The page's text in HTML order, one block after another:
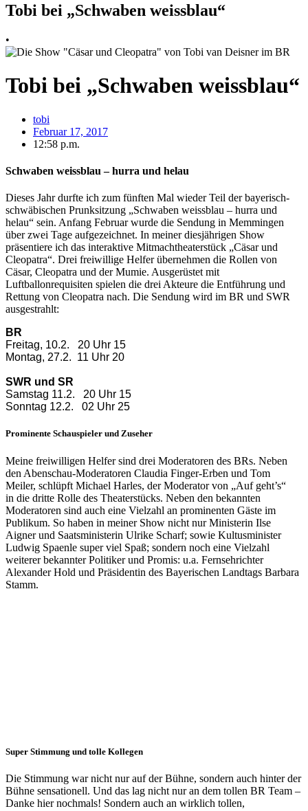
Tobi bei „Schwaben weissblau“
•
Tobi bei „Schwaben weissblau“
tobi
Februar 17, 2017
12:58 p.m.
Schwaben weissblau – hurra und helau
Dieses Jahr durfte ich zum fünften Mal wieder Teil der bayerisch-
schwäbischen Prunksitzung „Schwaben weissblau – hurra und
helau“ sein. Anfang Februar wurde die Sendung in Memmingen
über zwei Tage aufgezeichnet. In meiner diesjährigen Show
präsentiere ich das interaktive Mitmachtheaterstück „Cäsar und
Cleopatra“. Drei freiwillige Helfer übernehmen die Rollen von
Cäsar, Cleopatra und der Mumie. Ausgerüstet mit
Luftballonrequisiten spielen die drei Akteure die Entführung und
Rettung von Cleopatra nach. Die Sendung wird im BR und SWR
ausgestrahlt:
BR
Freitag, 10.2. 20 Uhr 15
Montag, 27.2. 11 Uhr 20
SWR und SR
Samstag 11.2. 20 Uhr 15
Sonntag 12.2. 02 Uhr 25
Prominente Schauspieler und Zuseher
Meine freiwilligen Helfer sind drei Moderatoren des BRs. Neben
den Abenschau-Moderatoren Claudia Finger-Erben und Tom
Meiler, schlüpft Michael Harles, der Moderator von „Auf geht’s“
in die dritte Rolle des Theaterstücks. Neben den bekannten
Moderatoren sind auch eine Vielzahl an prominenten Gäste im
Publikum. So haben in meiner Show nicht nur Ministerin Ilse
Aigner und Saatsministerin Ulrike Scharf; sowie Kultusminister
Ludwig Spaenle super viel Spaß; sondern noch eine Vielzahl
weiterer bekannter Politiker und Promis: u.a. Fernsehrichter
Alexander Hold und Präsidentin des Bayerischen Landtags Barbara
Stamm.
Super Stimmung und tolle Kollegen
Die Stimmung war nicht nur auf der Bühne, sondern auch hinter der
Bühne sensationell. Und das lag nicht nur an dem tollen BR Team –
Danke hier nochmals! Sondern auch an wirklich tollen,